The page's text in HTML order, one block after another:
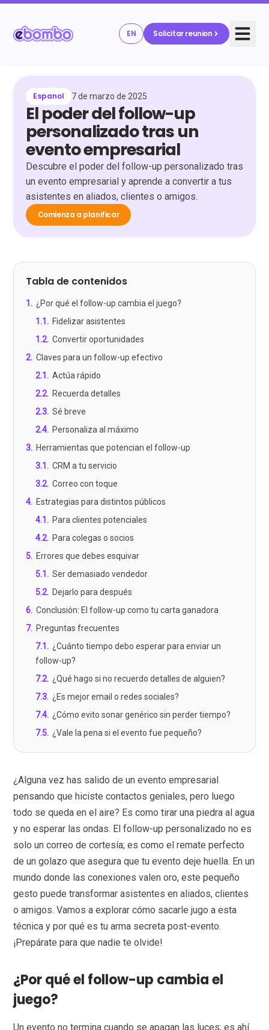
EN Solicitar reunion
Espanol 7 de marzo de 2025
El poder del follow-up
personalizado tras un
evento empresarial
Descubre el poder del follow-up personalizado tras
un evento empresarial y aprende a convertir a tus
asistentes en aliados, clientes o amigos.
Comienza a planificar
Tabla de contenidos
1 . ¿Por qué el follow-up cambia el juego?
1.1 . Fidelizar asistentes
1.2. Convertir oportunidades
2. Claves para un follow-up efectivo
2.1 . Actúa rápido
2.2. Recuerda detalles
2.3. Sé breve
2.4. Personaliza al máximo
3. Herramientas que potencian el follow-up
3.1 . CRM a tu servicio
3.2. Correo con toque
4. Estrategias para distintos públicos
4.1 . Para clientes potenciales
4.2. Para colegas o socios
5. Errores que debes esquivar
5.1 . Ser demasiado vendedor
5.2. Dejarlo para después
6. Conclusión: El follow-up como tu carta ganadora
7. Preguntas frecuentes
7.1 . ¿Cuánto tiempo debo esperar para enviar un
follow-up?
7.2. ¿Qué hago si no recuerdo detalles de alguien?
7.3. ¿Es mejor email o redes sociales?
7.4. ¿Cómo evito sonar genérico sin perder tiempo?
7.5. ¿Vale la pena si el evento fue pequeño?
¿Alguna vez has salido de un evento empresarial
pensando que hiciste contactos geniales, pero luego
todo se queda en el aire? Es como tirar una piedra al agua
y no esperar las ondas. El follow-up personalizado no es
solo un correo de cortesía; es como el remate perfecto
de un golazo que asegura que tu evento deje huella. En un
mundo donde las conexiones valen oro, este pequeño
gesto puede transformar asistentes en aliados, clientes
o amigos. Vamos a explorar cómo sacarle jugo a esta
técnica y por qué es tu arma secreta post-evento.
¡Prepárate para que nadie te olvide!
¿Por qué el follow-up cambia el
juego?
Un evento no termina cuando se apagan las luces; es ahí